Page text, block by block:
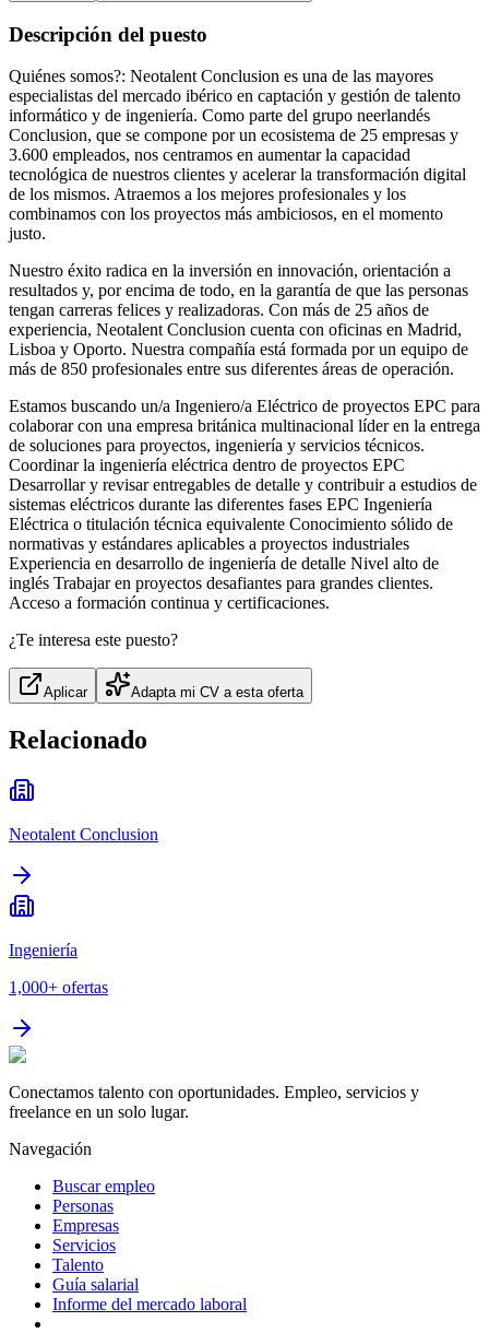
Descripción del puesto
Quiénes somos?: Neotalent Conclusion es una de las mayores
especialistas del mercado ibérico en captación y gestión de talento
informático y de ingeniería. Como parte del grupo neerlandés
Conclusion, que se compone por un ecosistema de 25 empresas y
3.600 empleados, nos centramos en aumentar la capacidad
tecnológica de nuestros clientes y acelerar la transformación digital
de los mismos. Atraemos a los mejores profesionales y los
combinamos con los proyectos más ambiciosos, en el momento
justo.
Nuestro éxito radica en la inversión en innovación, orientación a
resultados y, por encima de todo, en la garantía de que las personas
tengan carreras felices y realizadoras. Con más de 25 años de
experiencia, Neotalent Conclusion cuenta con oficinas en Madrid,
Lisboa y Oporto. Nuestra compañía está formada por un equipo de
más de 850 profesionales entre sus diferentes áreas de operación.
Estamos buscando un/a Ingeniero/a Eléctrico de proyectos EPC para
colaborar con una empresa británica multinacional líder en la entrega
de soluciones para proyectos, ingeniería y servicios técnicos.
Coordinar la ingeniería eléctrica dentro de proyectos EPC
Desarrollar y revisar entregables de detalle y contribuir a estudios de
sistemas eléctricos durante las diferentes fases EPC Ingeniería
Eléctrica o titulación técnica equivalente Conocimiento sólido de
normativas y estándares aplicables a proyectos industriales
Experiencia en desarrollo de ingeniería de detalle Nivel alto de
inglés Trabajar en proyectos desafiantes para grandes clientes.
Acceso a formación continua y certificaciones.
¿Te interesa este puesto?
Aplicar Adapta mi CV a esta oferta
Relacionado
Neotalent Conclusion
Ingeniería
1,000+ ofertas
Conectamos talento con oportunidades. Empleo, servicios y
freelance en un solo lugar.
Navegación
Buscar empleo
Personas
Empresas
Servicios
Talento
Guía salarial
Informe del mercado laboral